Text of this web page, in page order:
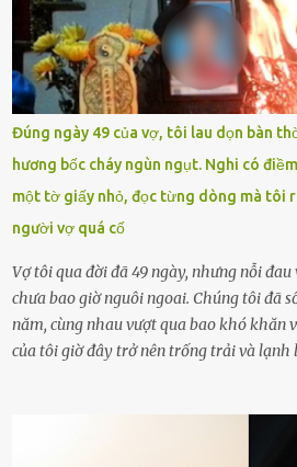
khoản Chu Vinh là của học sinh Chu
của nhà trường. Nam sinh này từng
vòng nguyệt quế cuộc thi tháng 1, quý I,
năm thứ 24. Quá trình giáo dục, học sinh
nhận thức được nội dung bài viết của
ngày 1.9 là chưa phù hợp nên đã chủ
xin lỗi trên trang Facebook cá nhân. Chu
với cơ quan chức năng. Ảnh: Đơn vị cung...
Đúng ngày 49 của vợ, tôi lau dọn bàn
hương bốc cháy ngùn ngụt. Nghi có
một tờ giấy nhỏ, đọc từng dòng mà tôi
người vợ quá cố
Vợ tôi qua đời đã 49 ngày, nhưng nỗi
chưa bao giờ nguôi ngoai. Chúng tôi đã
năm, cùng nhau vượt qua bao khó khăn
của tôi giờ đây trở nên trống trải và lạnh
rơi vào khoảng trống vô tận, chẳng còn
ngồi lặng lẽ nhớ về cô ấy. Nhưng cuộc